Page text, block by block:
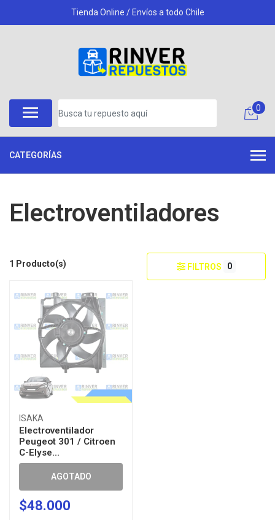
Tienda Online / Envíos a todo Chile
0
CATEGORÍAS
Electroventiladores
1 Producto(s) FILTROS 0
ISAKA
Electroventilador
Peugeot 301 / Citroen
C-Elyse...
AGOTADO
$48.000